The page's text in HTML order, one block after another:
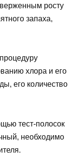
росту
запаха,
хлора и его
его количество
тест-полосок
необходимо